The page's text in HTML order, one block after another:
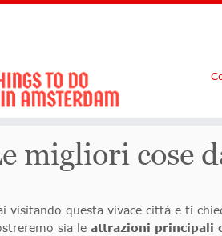
migliori cose
visitando questa vivace città e ti
sia le attrazioni principali